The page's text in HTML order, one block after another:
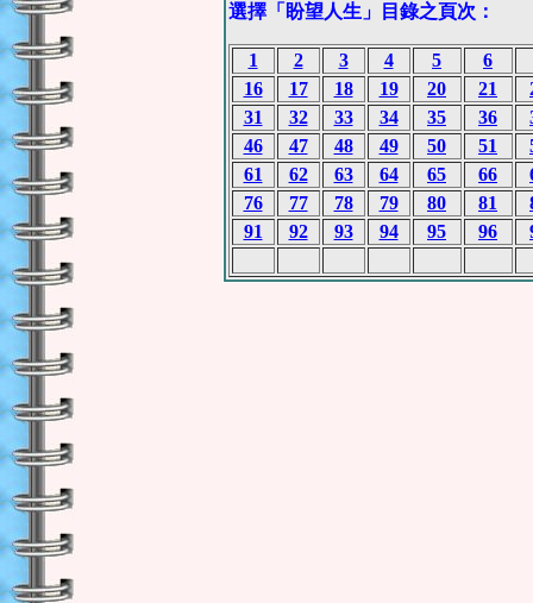
選擇「盼望人生」目錄之頁次：
1 2 3 4 5
6
16
17 18 19 20 21
31
32 33 34 35 36
46
47 48 49 50 51
61
62 63 64 65 66
76
77 78 79 80 81
91
92 93 94 95 96